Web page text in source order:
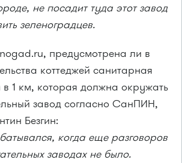
не посадит туда этот завод
зеленоградцев.
предусмотрена ли в
коттеджей санитарная
1 км, которая должна окружать
завод согласно СанПИН,
Безгин:
когда еще разговоров
заводах не было.